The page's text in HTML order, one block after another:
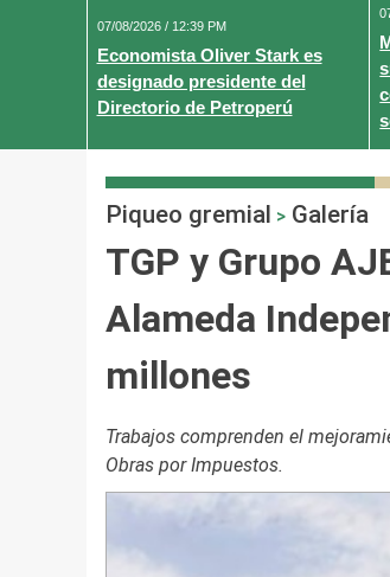
07/08/2026 / 12:39 PM
Economista Oliver Stark es
designado presidente del
Directorio de Petroperú
Piqueo gremial > Galería
TGP y Grupo
Alameda
millones
Trabajos comprenden el
Obras por Impuestos.